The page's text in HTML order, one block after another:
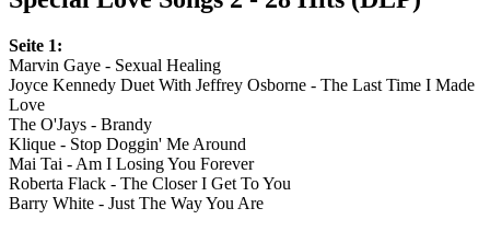
Seite 1:
Marvin Gaye - Sexual Healing
Joyce Kennedy Duet With Jeffrey Osborne - The Last Time I Made
Love
The O'Jays - Brandy
Klique - Stop Doggin' Me Around
Mai Tai - Am I Losing You Forever
Roberta Flack - The Closer I Get To You
Barry White - Just The Way You Are